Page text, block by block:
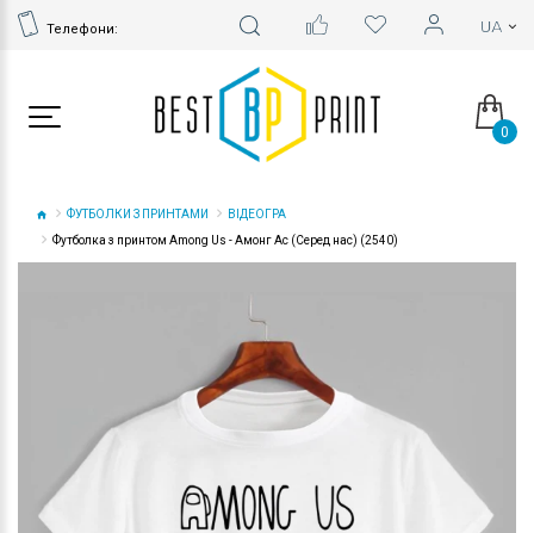
Телефони:
0
ФУТБОЛКИ З ПРИНТАМИ
ВІДЕОГРА
Футболка з принтом Among Us - Амонг Ас (Серед нас) (2540)